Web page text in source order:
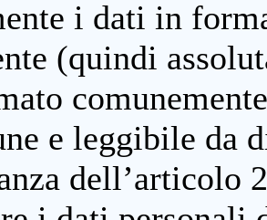
i dati in
(quindi
e leggibile da
dell’articolo